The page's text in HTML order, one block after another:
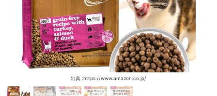
出典 :https://www.amazon.co.jp/